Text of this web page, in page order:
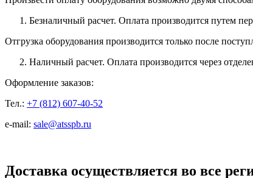
Безналичный расчет. Оплата производится путем
Отгрузка оборудования производится только после
Наличный расчет. Оплата производится через
Оформление заказов:
Тел.: +7 (812) 607-40-52
e-mail: sale@atsspb.ru
Доставка осуществляется во все